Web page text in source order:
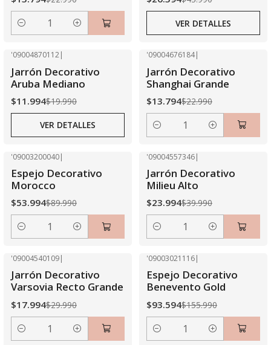
Cantidad
VER DETALLES
Agotado
'09004870112|
Jarrón Decorativo
Aruba Mediano
$11.994$19.990
VER DETALLES
'09004676184|
Jarrón Decorativo
Shanghai Grande
$13.794$22.990
Cantidad
'09003200040|
Espejo Decorativo
Morocco
$53.994$89.990
Cantidad
'09004557346|
Jarrón Decorativo
Milieu Alto
$23.994$39.990
Cantidad
'09004540109|
Jarrón Decorativo
Varsovia Recto Grande
$17.994$29.990
Cantidad
'09003021116|
Espejo Decorativo
Benevento Gold
$93.594$155.990
Cantidad